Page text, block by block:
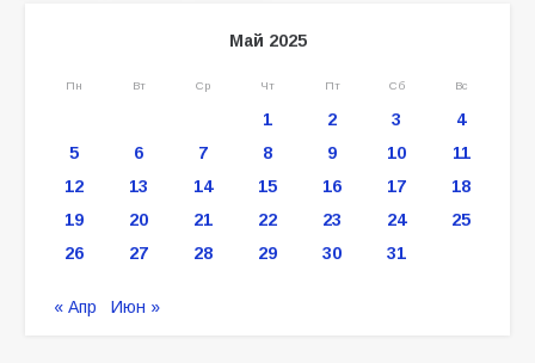
Май 2025
Пн Вт Ср Чт Пт Сб Вс
1 2 3
4
5
6 7 8 9 10
11
12
13 14 15 16 17
18
19
20 21 22 23 24
25
26
27 28 29 30 31
« Апр Июн »